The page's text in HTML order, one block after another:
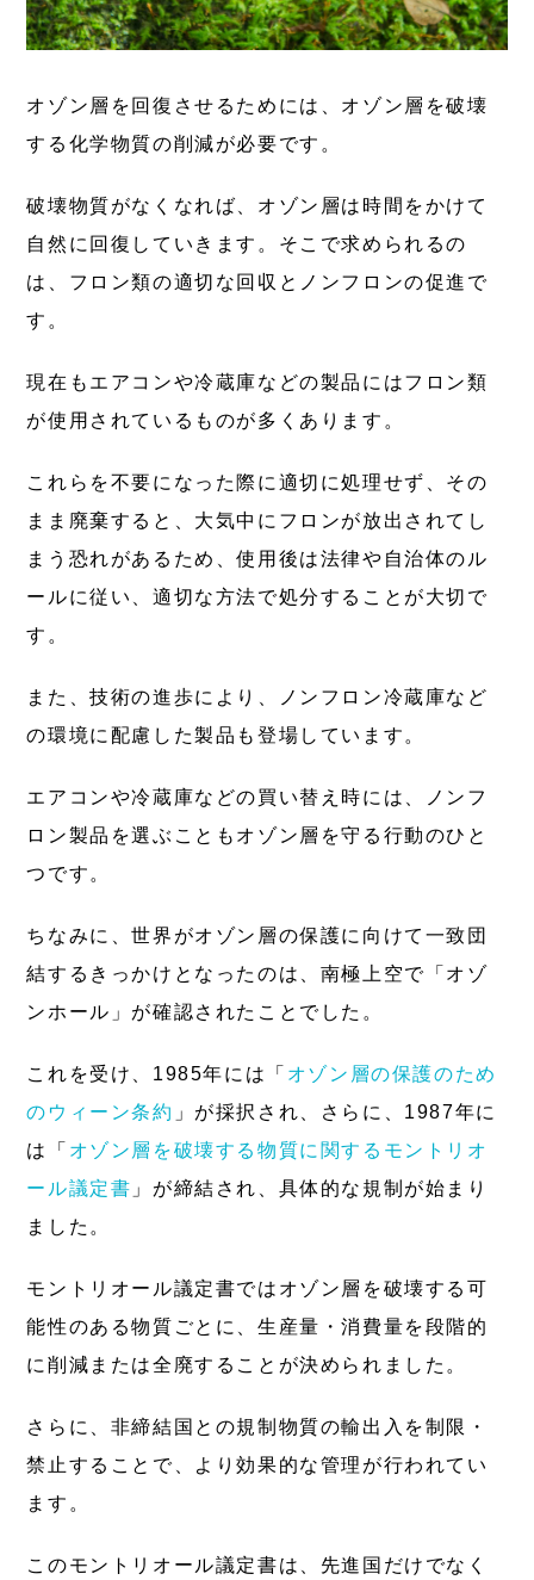
オゾン層を回復させるためには、オゾン層を破壊
する化学物質の削減が必要です。
破壊物質がなくなれば、オゾン層は時間をかけて
自然に回復していきます。そこで求められるの
は、フロン類の適切な回収とノンフロンの促進で
す。
現在もエアコンや冷蔵庫などの製品にはフロン類
が使用されているものが多くあります。
これらを不要になった際に適切に処理せず、その
まま廃棄すると、大気中にフロンが放出されてし
まう恐れがあるため、使用後は法律や自治体のル
ールに従い、適切な方法で処分することが大切で
す。
また、技術の進歩により、ノンフロン冷蔵庫など
の環境に配慮した製品も登場しています。
エアコンや冷蔵庫などの買い替え時には、ノンフ
ロン製品を選ぶこともオゾン層を守る行動のひと
つです。
ちなみに、世界がオゾン層の保護に向けて一致団
結するきっかけとなったのは、南極上空で「オゾ
ンホール」が確認されたことでした。
これを受け、1985年には「 オゾン層の保護のため
のウィーン条約 」が採択され、さらに、1987年に
は「 オゾン層を破壊する物質に関するモントリオ
ール議定書 」が締結され、具体的な規制が始まり
ました。
モントリオール議定書ではオゾン層を破壊する可
能性のある物質ごとに、生産量・消費量を段階的
に削減または全廃することが決められました。
さらに、非締結国との規制物質の輸出入を制限・
禁止することで、より効果的な管理が行われてい
ます。
このモントリオール議定書は、先進国だけでなく